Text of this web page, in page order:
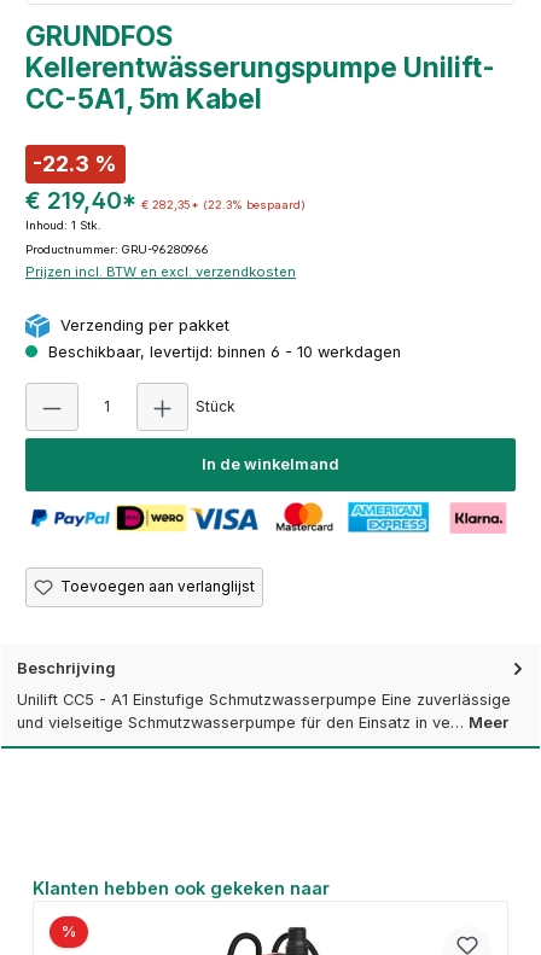
GRUNDFOS
Kellerentwässerungspumpe Unilift-
CC-5A1, 5m Kabel
-22.3 %
€ 219,40* € 282,35* (22.3% bespaard)
Inhoud: 1 Stk.
Productnummer: GRU-96280966
Prijzen incl. BTW en excl. verzendkosten
Verzending per pakket
Beschikbaar, levertijd: binnen 6 - 10 werkdagen
Stück
In de winkelmand
Toevoegen aan verlanglijst
Beschrijving
Unilift CC5 - A1 Einstufige Schmutzwasserpumpe Eine zuverlässige
und vielseitige Schmutzwasserpumpe für den Einsatz in ve… Meer
Productgalerij overslaan
Klanten hebben ook gekeken naar
%